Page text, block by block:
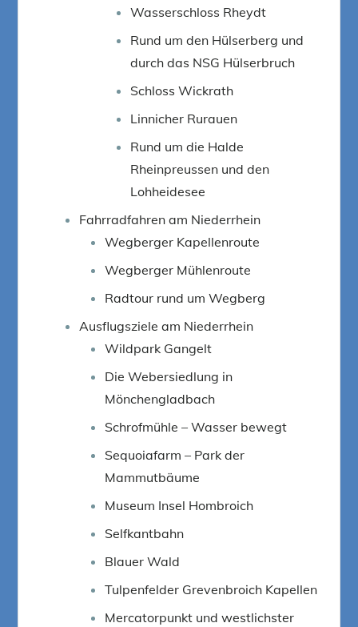
Wasserschloss Rheydt
Rund um den Hülserberg und
durch das NSG Hülserbruch
Schloss Wickrath
Linnicher Rurauen
Rund um die Halde
Rheinpreussen und den
Lohheidesee
Fahrradfahren am Niederrhein
Wegberger Kapellenroute
Wegberger Mühlenroute
Radtour rund um Wegberg
Ausflugsziele am Niederrhein
Wildpark Gangelt
Die Webersiedlung in
Mönchengladbach
Schrofmühle – Wasser bewegt
Sequoiafarm – Park der
Mammutbäume
Museum Insel Hombroich
Selfkantbahn
Blauer Wald
Tulpenfelder Grevenbroich Kapellen
Mercatorpunkt und westlichster